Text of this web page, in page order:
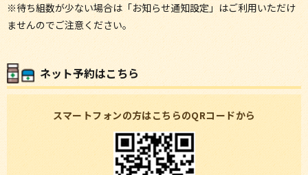
※待ち組数が少ない場合は「お知らせ通知設定」はご利用いただけ
ませんのでご注意ください。
ネット予約はこちら
スマートフォンの方はこちらのQRコードから